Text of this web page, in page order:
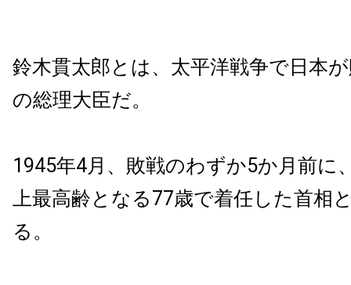
鈴木貫太郎とは、太平洋戦争で日本
の総理大臣だ。
1945年4月、敗戦のわずか5か月前に
上最高齢となる77歳で着任した首相
る。